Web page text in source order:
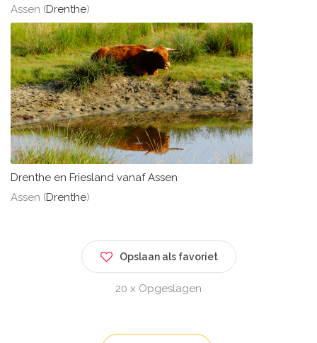
Assen (Drenthe)
Drenthe en Friesland vanaf Assen
Assen (Drenthe)
Opslaan als favoriet
20 x Opgeslagen